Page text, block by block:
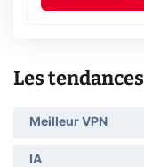
Les tendances
Meilleur VPN
IA